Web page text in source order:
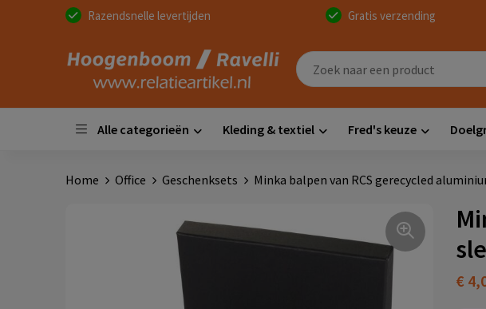
Razendsnelle levertijden Gratis verzending
Alle categorieën Kleding & textiel Fred's keuze
Home Office Geschenksets Minka balpen van RCS gerecycled
€